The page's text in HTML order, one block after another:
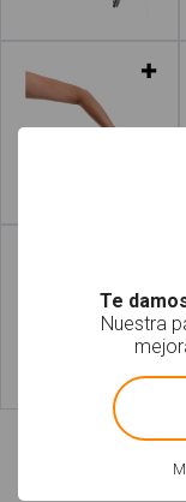
Láminas
Te
Nuestra